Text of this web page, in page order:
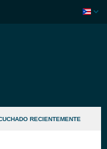
RECIENTEMENTE